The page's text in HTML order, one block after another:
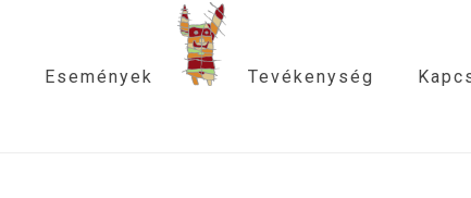
Események Tevékenység